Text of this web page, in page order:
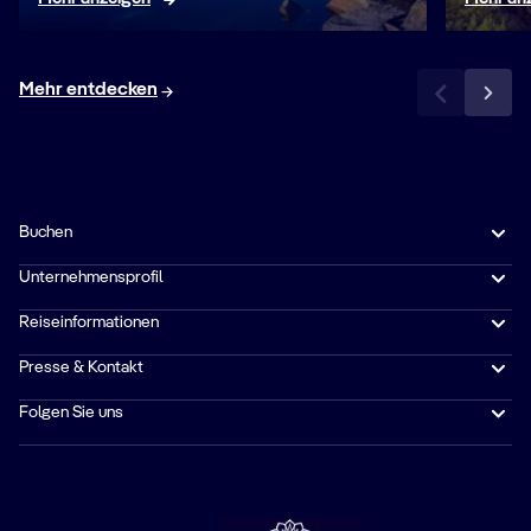
Mehr entdecken
Buchen
Unternehmensprofil
Reiseinformationen
Presse & Kontakt
Folgen Sie uns